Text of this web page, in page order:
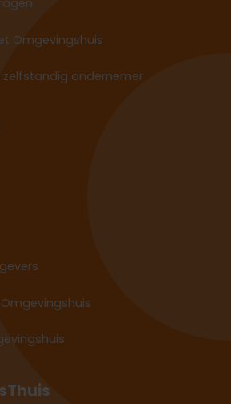
Omgevingshuis
zelfstandig ondernemer